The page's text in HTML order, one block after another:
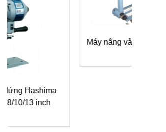
Máy nâng vải EAGLE LT-19